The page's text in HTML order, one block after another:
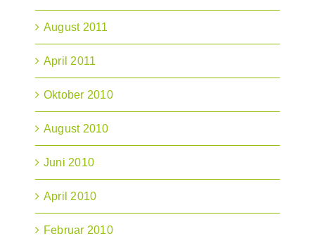
August 2011
April 2011
Oktober 2010
August 2010
Juni 2010
April 2010
Februar 2010